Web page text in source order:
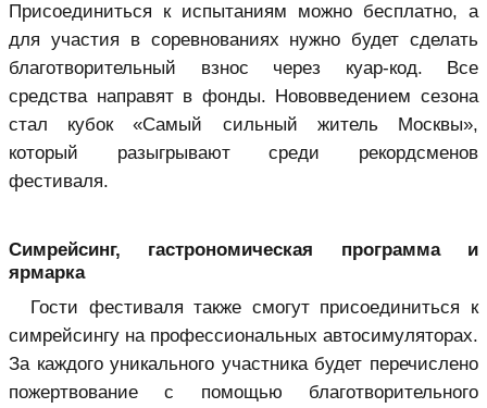
Присоединиться к испытаниям можно бесплатно, а
для участия в соревнованиях нужно будет сделать
благотворительный взнос через куар-код. Все
средства направят в фонды. Нововведением сезона
стал кубок «Самый сильный житель Москвы»,
который разыгрывают среди рекордсменов
фестиваля.
Симрейсинг, гастрономическая программа и
ярмарка
Гости фестиваля также смогут присоединиться к
симрейсингу на профессиональных автосимуляторах.
За каждого уникального участника будет перечислено
пожертвование с помощью благотворительного